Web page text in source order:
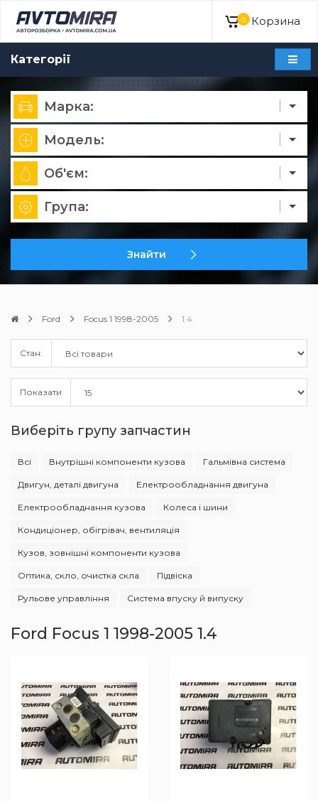
0 Корзина
Категорії
Марка:
Модель:
Об'єм:
Група:
Знайти
Ford Focus 1 1998-2005 1.4
Стан:
Показати
Виберіть групу запчастин
Всі Внутрішні компоненти кузова Гальмівна система
Двигун, деталі двигуна Електрообладнання двигуна
Електрообладнання кузова Колеса і шини
Кондиціонер, обігрівач, вентиляція
Кузов, зовнішні компоненти кузова
Оптика, скло, очистка скла Підвіска
Рульове управління Система впуску й випуску
Ford Focus 1 1998-2005 1.4